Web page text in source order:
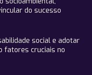
do sucesso
social e adotar
fatores cruciais no